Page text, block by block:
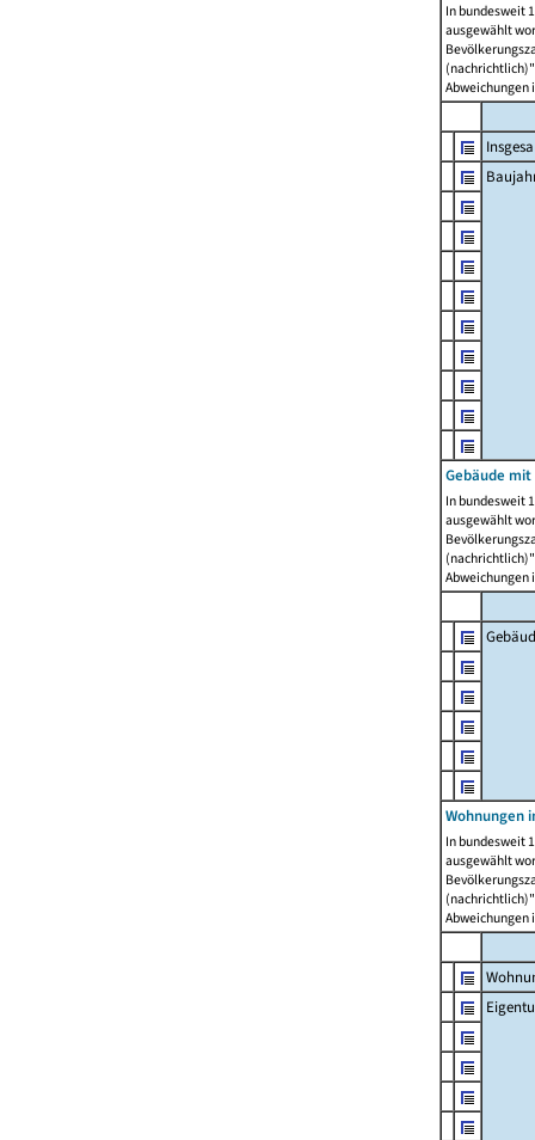
In bundesweit
ausgewählt
Abweichungen
Gebäude mit
In bundesweit
ausgewählt
Abweichungen
Wohnungen
In bundesweit
ausgewählt
Abweichungen